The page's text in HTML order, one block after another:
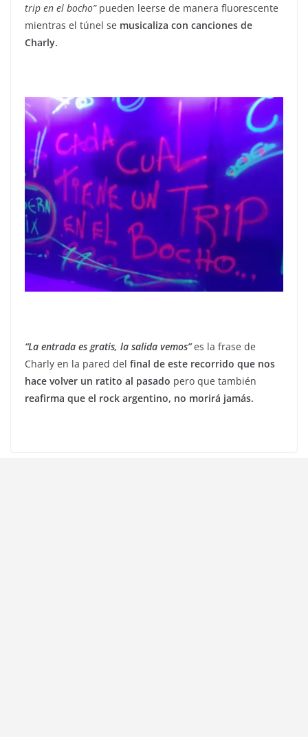
trip en el bocho”pueden leerse de manera fluorescente
mientras el túnel se musicaliza con canciones de
Charly.
“La entrada es gratis, la salida vemos” es la frase de
Charly en la pared del final de este recorrido que nos
hace volver un ratito al pasado pero que también
reafirma que el rock argentino, no morirá jamás.